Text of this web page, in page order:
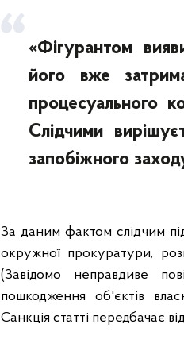
«Фігурантом
його вже
процесуального
Слідчими
запобіжного
За даним фактом слідчим
окружної прокуратури,
(Завідомо неправдиве
пошкодження об'єктів
Санкція статті передбачає